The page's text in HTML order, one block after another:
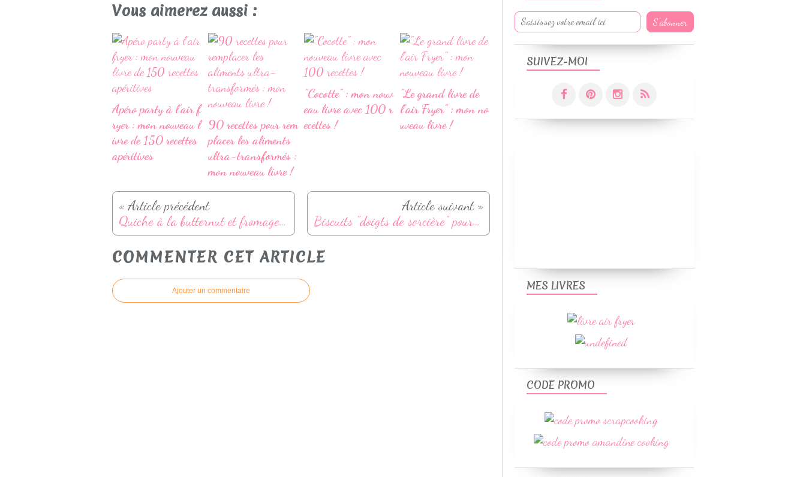
Vous aimerez aussi :
Apéro party à l’air f
ryer : mon nouveau l
ivre de 150 recettes
apéritives
90 recettes pour rem
placer les aliments
ultra-transformés :
mon nouveau livre !
"Cocotte" : mon nouv
eau livre avec 100 r
ecettes !
"Le grand livre de
l'air Fryer" : mon no
uveau livre !
« Article précédent
Quiche à la butternut et fromage de chèvre
Article suivant »
Biscuits "doigts de sorcière" pour Halloween
COMMENTER CET ARTICLE
Ajouter un commentaire
SUIVEZ-MOI
MES LIVRES
CODE PROMO